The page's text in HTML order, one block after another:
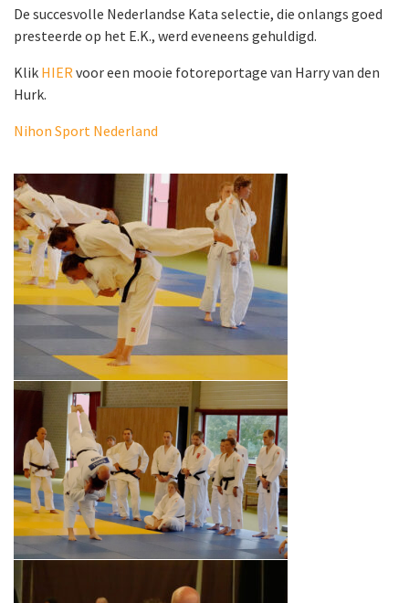
De succesvolle Nederlandse Kata selectie, die onlangs goed
presteerde op het E.K., werd eveneens gehuldigd.
Klik HIERvoor een mooie fotoreportage van Harry van den
Hurk.
Nihon Sport Nederland